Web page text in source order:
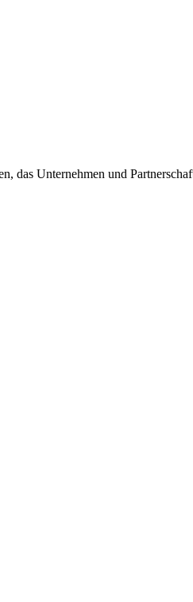
das Unternehmen und